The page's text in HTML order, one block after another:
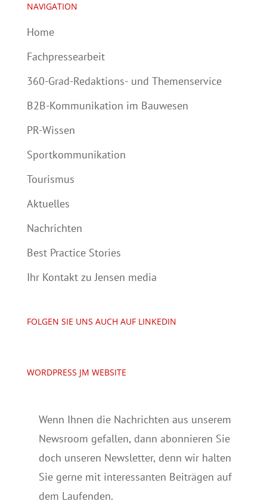
NAVIGATION
Home
Fachpressearbeit
360-Grad-Redaktions- und Themenservice
B2B-Kommunikation im Bauwesen
PR-Wissen
Sportkommunikation
Tourismus
Aktuelles
Nachrichten
Best Practice Stories
Ihr Kontakt zu Jensen media
FOLGEN SIE UNS AUCH AUF LINKEDIN
WORDPRESS JM WEBSITE
Wenn Ihnen die Nachrichten aus unserem
Newsroom gefallen, dann abonnieren Sie
doch unseren Newsletter, denn wir halten
Sie gerne mit interessanten Beiträgen auf
dem Laufenden.